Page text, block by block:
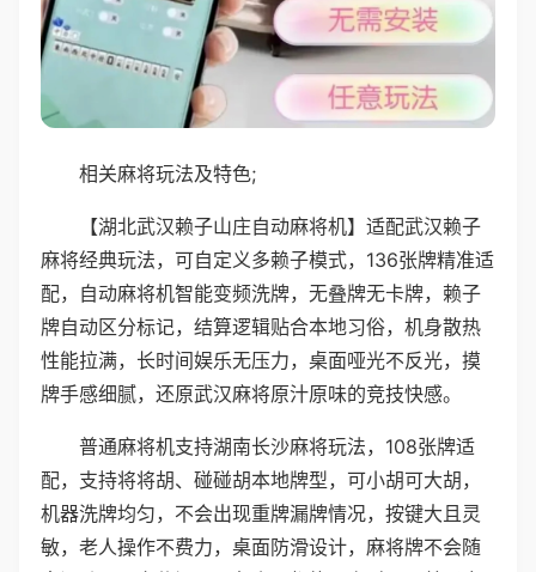
相关麻将玩法及特色;
【湖北武汉赖子山庄自动麻将机】适配武汉赖子
麻将经典玩法，可自定义多赖子模式，136张牌精准适
配，自动麻将机智能变频洗牌，无叠牌无卡牌，赖子
牌自动区分标记，结算逻辑贴合本地习俗，机身散热
性能拉满，长时间娱乐无压力，桌面哑光不反光，摸
牌手感细腻，还原武汉麻将原汁原味的竞技快感。
普通麻将机支持湖南长沙麻将玩法，108张牌适
配，支持将将胡、碰碰胡本地牌型，可小胡可大胡，
机器洗牌均匀，不会出现重牌漏牌情况，按键大且灵
敏，老人操作不费力，桌面防滑设计，麻将牌不会随